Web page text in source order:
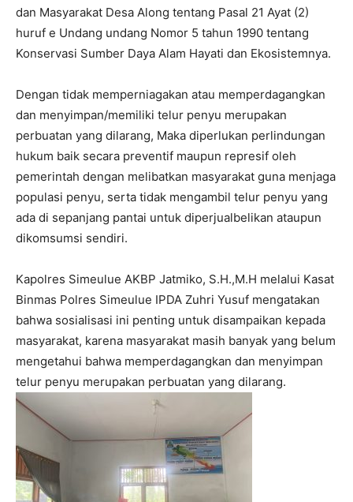
dan Masyarakat Desa Along tentang Pasal 21 Ayat (2)
huruf e Undang undang Nomor 5 tahun 1990 tentang
Konservasi Sumber Daya Alam Hayati dan Ekosistemnya.
Dengan tidak memperniagakan atau memperdagangkan
dan menyimpan/memiliki telur penyu merupakan
perbuatan yang dilarang, Maka diperlukan perlindungan
hukum baik secara preventif maupun represif oleh
pemerintah dengan melibatkan masyarakat guna menjaga
populasi penyu, serta tidak mengambil telur penyu yang
ada di sepanjang pantai untuk diperjualbelikan ataupun
dikomsumsi sendiri.
Kapolres Simeulue AKBP Jatmiko, S.H.,M.H melalui Kasat
Binmas Polres Simeulue IPDA Zuhri Yusuf mengatakan
bahwa sosialisasi ini penting untuk disampaikan kepada
masyarakat, karena masyarakat masih banyak yang belum
mengetahui bahwa memperdagangkan dan menyimpan
telur penyu merupakan perbuatan yang dilarang.